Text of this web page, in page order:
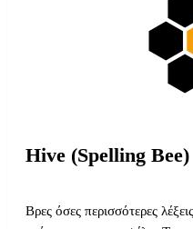
Hive (Spelling Bee)
Βρες όσες περισσότερες